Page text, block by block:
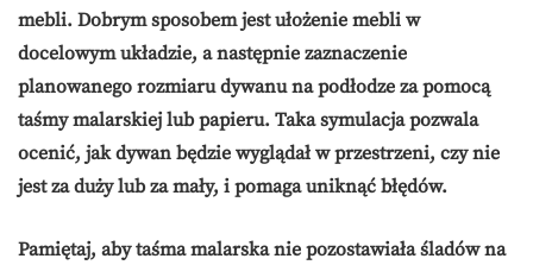
mebli. Dobrym sposobem jest ułożenie mebli w
docelowym układzie, a następnie zaznaczenie
planowanego rozmiaru dywanu na podłodze za pomocą
taśmy malarskiej lub papieru. Taka symulacja pozwala
ocenić, jak dywan będzie wyglądał w przestrzeni, czy nie
jest za duży lub za mały, i pomaga uniknąć błędów.
Pamiętaj, aby taśma malarska nie pozostawiała śladów na